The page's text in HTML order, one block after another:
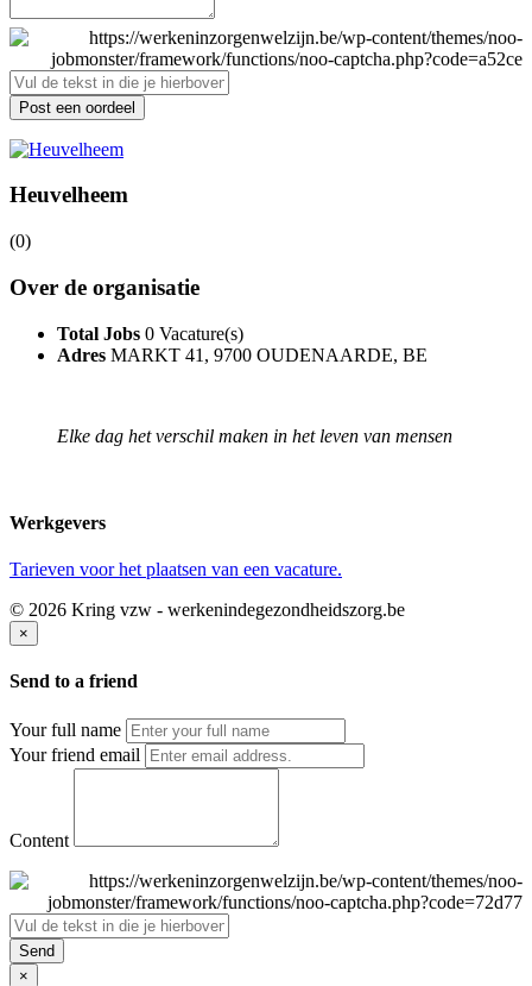
Post een oordeel
Heuvelheem
(0)
Over de organisatie
Total Jobs 0 Vacature(s)
Adres MARKT 41, 9700 OUDENAARDE, BE
Elke dag het verschil maken in het leven van mensen
Werkgevers
Tarieven voor het plaatsen van een vacature.
© 2026 Kring vzw - werkenindegezondheidszorg.be
×
Send to a friend
Your full name
Your friend email
Content
Send
×